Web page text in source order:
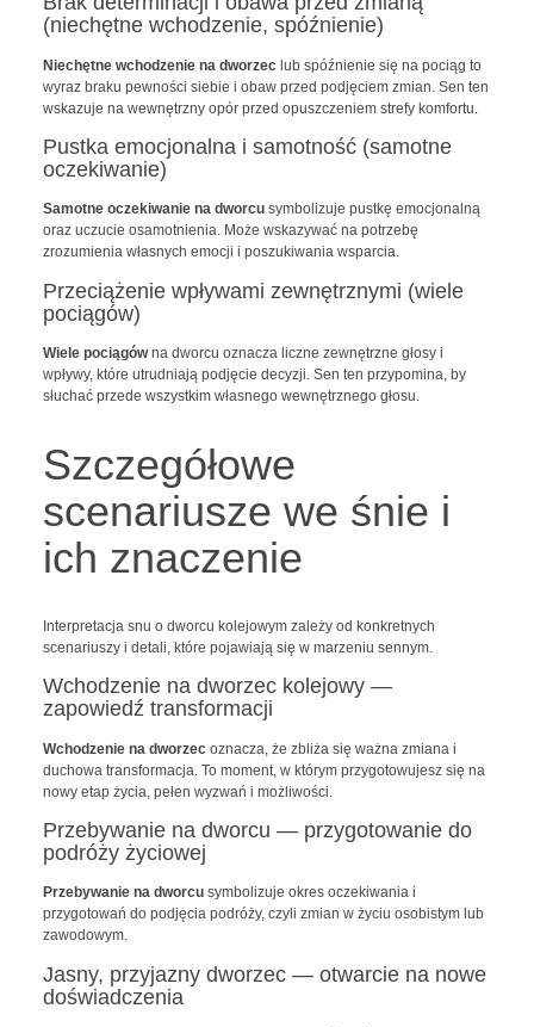
(niechętne wchodzenie, spóźnienie)
Niechętne wchodzenie na dworzeclub spóźnienie się na pociąg to
wyraz braku pewności siebie i obaw przed podjęciem zmian. Sen ten
wskazuje na wewnętrzny opór przed opuszczeniem strefy komfortu.
Pustka emocjonalna i samotność (samotne
oczekiwanie)
Samotne oczekiwanie na dworcusymbolizuje pustkę emocjonalną
oraz uczucie osamotnienia. Może wskazywać na potrzebę
zrozumienia własnych emocji i poszukiwania wsparcia.
Przeciążenie wpływami zewnętrznymi (wiele
pociągów)
Wiele pociągówna dworcu oznacza liczne zewnętrzne głosy i
wpływy, które utrudniają podjęcie decyzji. Sen ten przypomina, by
słuchać przede wszystkim własnego wewnętrznego głosu.
Szczegółowe
scenariusze we śnie i
ich znaczenie
Interpretacja snu o dworcu kolejowym zależy od konkretnych
scenariuszy i detali, które pojawiają się w marzeniu sennym.
Wchodzenie na dworzec kolejowy —
zapowiedź transformacji
Wchodzenie na dworzecoznacza, że zbliża się ważna zmiana i
duchowa transformacja. To moment, w którym przygotowujesz się na
nowy etap życia, pełen wyzwań i możliwości.
Przebywanie na dworcu — przygotowanie do
podróży życiowej
Przebywanie na dworcusymbolizuje okres oczekiwania i
przygotowań do podjęcia podróży, czyli zmian w życiu osobistym lub
zawodowym.
Jasny, przyjazny dworzec — otwarcie na nowe
doświadczenia